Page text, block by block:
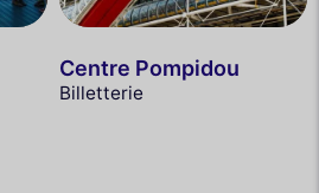
Centre Pompidou
Billetterie